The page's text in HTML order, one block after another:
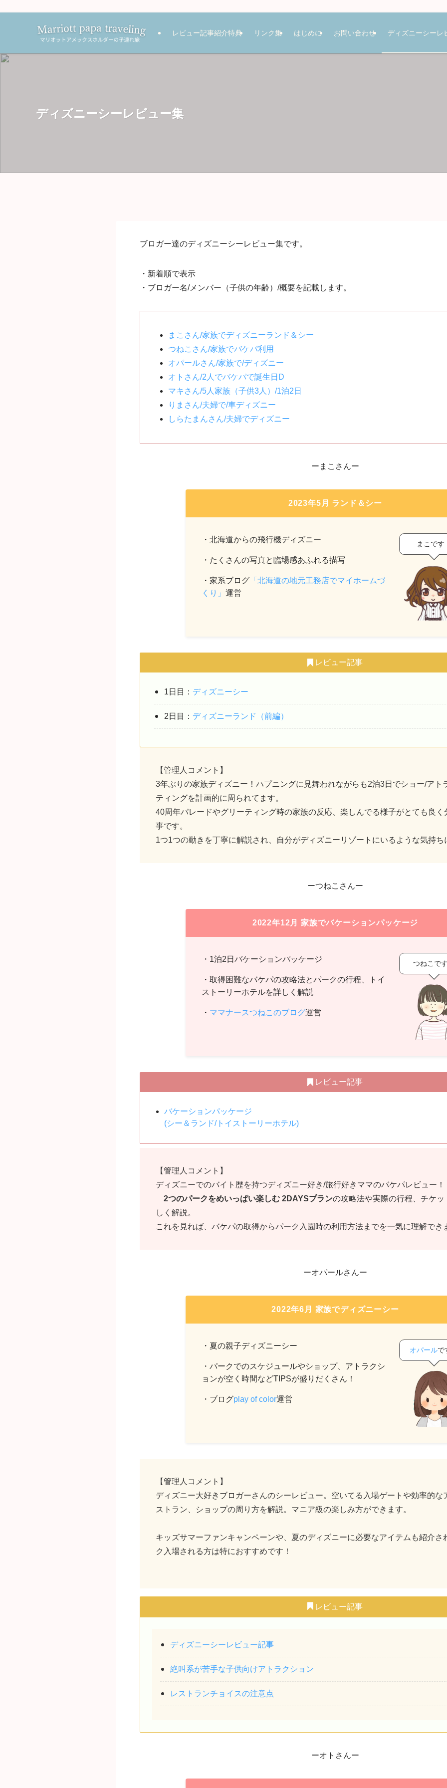
レビュー記事紹介特典 リンク集 はじめに お問い合わせ ディズニーシーレ
ディズニーシーレビュー集
ブロガー達のディズニーシーレビュー集です。
・新着順で表示
・ブロガー名/メンバー（子供の年齢）/概要を記載します。
まこさん/家族でディズニーランド＆シー
つねこさん/家族でバケパ利用
オパールさん/家族で/ディズニー
オトさん/2人でバケパで誕生日D
マキさん/5人家族（子供3人）/1泊2日
りまさん/夫婦で/車ディズニー
しらたまんさん/夫婦でディズニー
ーまこさんー
2023年5月 ランド＆シー
・北海道からの飛行機ディズニー
・たくさんの写真と臨場感あふれる描写
・家系ブログ 「北海道の地元工務店でマイホームづ
くり」 運営
まこです
レビュー記事
1日目： ディズニーシー
2日目： ディズニーランド（前編）
【管理人コメント】
3年ぶりの家族ディズニー！ハプニングに見舞われながらも2泊3日でショー/アト
ティングを計画的に周られてます。
40周年パレードやグリーティング時の家族の反応、楽しんでる様子がとても良く
事です。
1つ1つの動きを丁寧に解説され、自分がディズニーリゾートにいるような気持ち
ーつねこさんー
2022年12月 家族でバケーションパッケージ
・1泊2日バケーションパッケージ
・取得困難なバケパの攻略法とパークの行程、トイ
ストーリーホテルを詳しく解説
・ ママナースつねこのブログ運営
つねこで
レビュー記事
バケーションパッケージ
(シー＆ランド/トイストーリーホテル)
【管理人コメント】
ディズニーでのバイト歴を持つディズニー好き/旅行好きママのバケパレビュー！
2つのパークをめいっぱい楽しむ 2DAYSプランの攻略法や実際の行程、チケ
しく解説。
これを見れば、バケパの取得からパーク入園時の利用方法までを一気に理解でき
ーオパールさんー
2022年6月 家族でディズニーシー
・夏の親子ディズニーシー
・パークでのスケジュールやショップ、アトラクシ
ョンが空く時間などTIPSが盛りだくさん！
・ブログplay of color運営
オパールで
【管理人コメント】
ディズニー大好きブロガーさんのシーレビュー。空いてる入場ゲートや効率的な
ストラン、ショップの周り方を解説。マニア級の楽しみ方ができます。
キッズサマーファンキャンペーンや、夏のディズニーに必要なアイテムも紹介さ
ク入場される方は特におすすめです！
レビュー記事
ディズニーシーレビュー記事
絶叫系が苦手な子供向けアトラクション
レストランチョイスの注意点
ーオトさんー